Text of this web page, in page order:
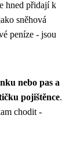
hned přidají k
sněhová
peníze - jsou
nebo pas a
pojištěnce.
chodit -